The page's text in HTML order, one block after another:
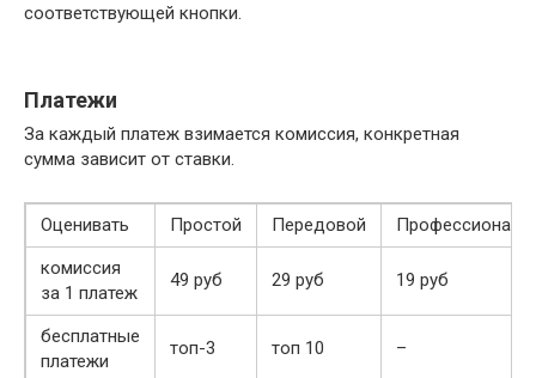
соответствующей кнопки.
Платежи
За каждый платеж взимается комиссия, конкретная
сумма зависит от ставки.
Оценивать Простой Передовой
комиссия
за 1 платеж
49 руб 29 руб 19 руб
бесплатные
платежи
топ-3 топ 10 –